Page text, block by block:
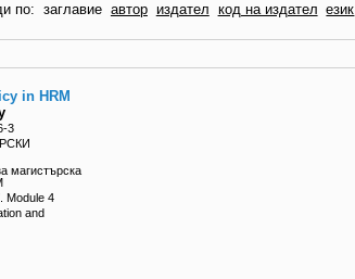
по: заглавие автор издател код на издател език
in HRM
3
магистърска
Module 4
and